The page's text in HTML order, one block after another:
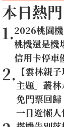
本日熱門
1.2026桃園
桃機還是機
信用卡停車
2. 【雲林親
主題」叢
免門票回
一日遊懶人